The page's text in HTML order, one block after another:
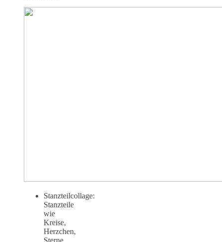
Stanzteilcollage:
Stanzteile
wie
Kreise,
Herzchen,
Sterne